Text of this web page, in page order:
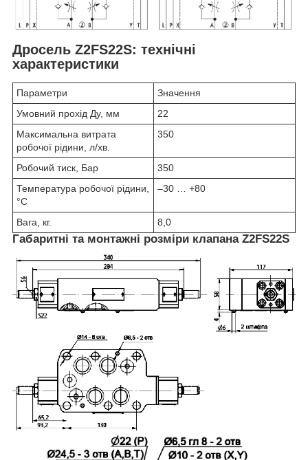
Дросель Z2FS22S: технічні
характеристики
Параметри
Значення
Умовний прохід Ду, мм
22
Максимальна витрата
робочої рідини, л/хв.
350
Робочий тиск, Бар
350
Температура робочої рідини,
°C
–30 … +80
Вага, кг. 8,0
Габаритні та монтажні розміри клапана Z2FS22S